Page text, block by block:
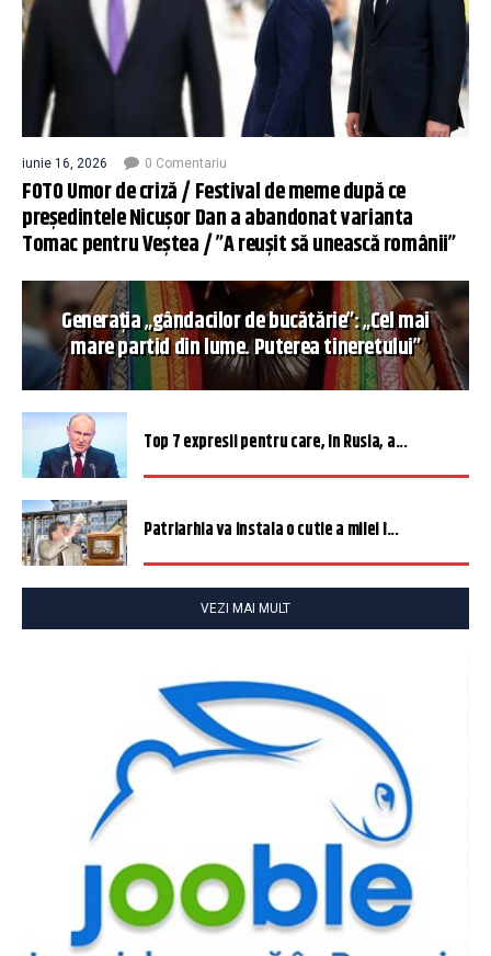
iunie 16, 2026 0 Comentariu
FOTO Umor de criză / Festival de meme după ce
președintele Nicușor Dan a abandonat varianta
Tomac pentru Veștea / ”A reușit să unească românii”
Generația „gândacilor de bucătărie”: „Cel mai
mare partid din lume. Puterea tineretului”
Top 7 expresii pentru care, în Rusia, a...
Patriarhia va instala o cutie a milei î...
VEZI MAI MULT